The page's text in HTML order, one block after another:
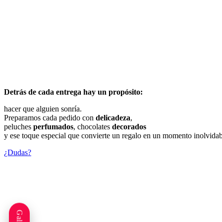
Detrás de cada entrega hay un propósito:
hacer que alguien sonría.
Preparamos cada pedido con delicadeza,
peluches perfumados, chocolates decorados
y ese toque especial que convierte un regalo en un momento
¿Dudas?